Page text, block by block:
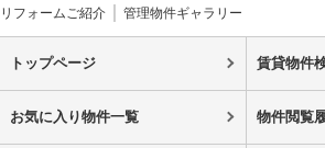
リフォームご紹介
管理物件ギャラリー
トップページ 賃貸物件
お気に入り物件一覧 物件閲覧